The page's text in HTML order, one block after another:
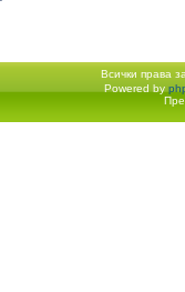
Всички права
Powered by